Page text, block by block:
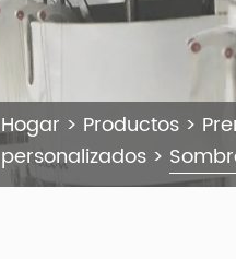
Hogar > Productos >
personalizados >